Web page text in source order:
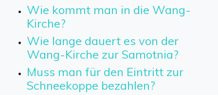
Wie kommt man in die Wang-
Kirche?
Wie lange dauert es von der
Wang-Kirche zur Samotnia?
Muss man für den Eintritt zur
Schneekoppe bezahlen?